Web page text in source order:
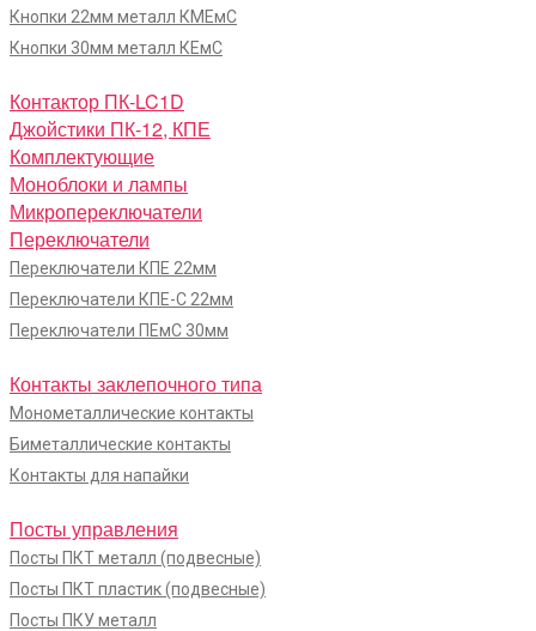
Кнопки 22мм металл КМЕмС
Кнопки 30мм металл КЕмС
Контактор ПК-LC1D
Джойстики ПК-12, КПЕ
Комплектующие
Моноблоки и лампы
Микропереключатели
Переключатели
Переключатели КПЕ 22мм
Переключатели КПЕ-С 22мм
Переключатели ПЕмС 30мм
Контакты заклепочного типа
Монометаллические контакты
Биметаллические контакты
Контакты для напайки
Посты управления
Посты ПКТ металл (подвесные)
Посты ПКТ пластик (подвесные)
Посты ПКУ металл